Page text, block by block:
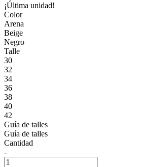
¡Última unidad!
Color
Arena
Beige
Negro
Talle
30
32
34
36
38
40
42
Guía de talles
Guía de talles
Cantidad
-